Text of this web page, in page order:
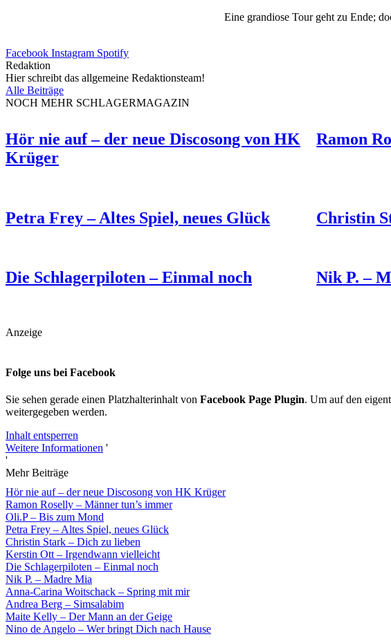
Eine grandiose Tour geht zu Ende;
Facebook Instagram Spotify
Redaktion
Hier schreibt das allgemeine Redaktionsteam!
Alle Beiträge
NOCH MEHR SCHLAGERMAGAZIN
Hör nie auf – der neue Discosong von HK
Krüger
Ramon
Petra Frey – Altes Spiel, neues Glück Christin
Die Schlagerpiloten – Einmal noch Nik P. –
Anzeige
Folge uns bei Facebook
Sie sehen gerade einen Platzhalterinhalt von Facebook Page Plugin. Um auf den
weitergegeben werden.
Inhalt entsperren
Weitere Informationen '
'
Mehr Beiträge
Hör nie auf – der neue Discosong von HK Krüger
Ramon Roselly – Männer tun’s immer
Oli.P – Bis zum Mond
Petra Frey – Altes Spiel, neues Glück
Christin Stark – Dich zu lieben
Kerstin Ott – Irgendwann vielleicht
Die Schlagerpiloten – Einmal noch
Nik P. – Madre Mia
Anna-Carina Woitschack – Spring mit mir
Andrea Berg – Simsalabim
Maite Kelly – Der Mann an der Geige
Nino de Angelo – Wer bringt Dich nach Hause